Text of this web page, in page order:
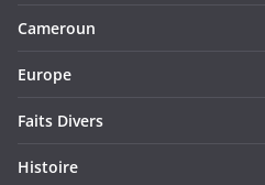
Cameroun
Europe
Faits Divers
Histoire